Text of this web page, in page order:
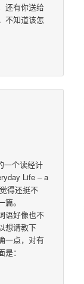
还有你送给
不知道该怎
一个读经计
Life – a
得还挺不
。
语好像也不
想请教下
一点，对有
：